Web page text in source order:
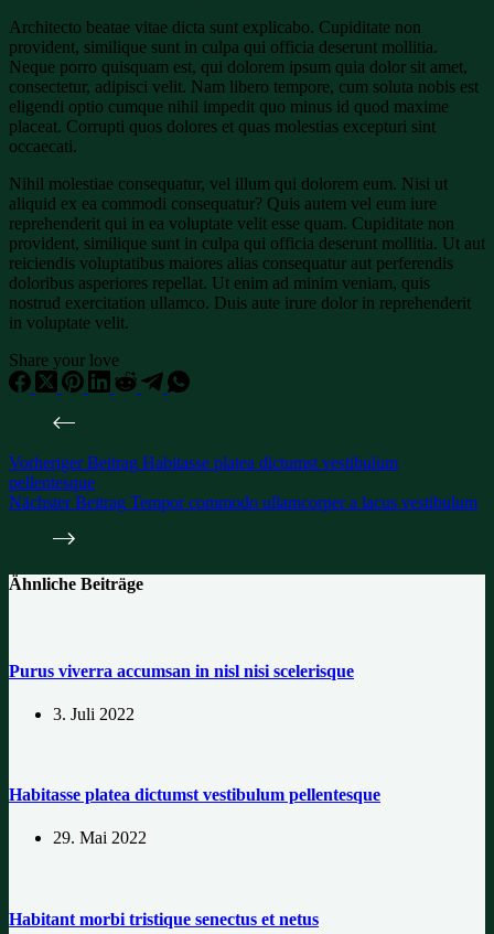
Architecto beatae vitae dicta sunt explicabo. Cupiditate non
provident, similique sunt in culpa qui officia deserunt mollitia.
Neque porro quisquam est, qui dolorem ipsum quia dolor sit amet,
consectetur, adipisci velit. Nam libero tempore, cum soluta nobis est
eligendi optio cumque nihil impedit quo minus id quod maxime
placeat. Corrupti quos dolores et quas molestias excepturi sint
occaecati.
Nihil molestiae consequatur, vel illum qui dolorem eum. Nisi ut
aliquid ex ea commodi consequatur? Quis autem vel eum iure
reprehenderit qui in ea voluptate velit esse quam. Cupiditate non
provident, similique sunt in culpa qui officia deserunt mollitia. Ut aut
reiciendis voluptatibus maiores alias consequatur aut perferendis
doloribus asperiores repellat. Ut enim ad minim veniam, quis
nostrud exercitation ullamco. Duis aute irure dolor in reprehenderit
in voluptate velit.
Share your love
VorherigerBeitrag Habitasse platea dictumst vestibulum
pellentesque
NächsterBeitrag Tempor commodo ullamcorper a lacus vestibulum
Ähnliche Beiträge
Purus viverra accumsan in nisl nisi scelerisque
3. Juli 2022
Habitasse platea dictumst vestibulum pellentesque
29. Mai 2022
Habitant morbi tristique senectus et netus